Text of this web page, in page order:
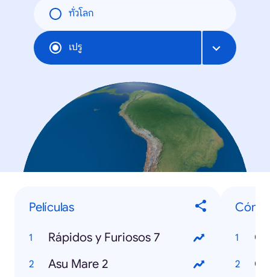
ทั่วโลก
เปรู
Películas
Rápidos y Furiosos 7
Asu Mare 2